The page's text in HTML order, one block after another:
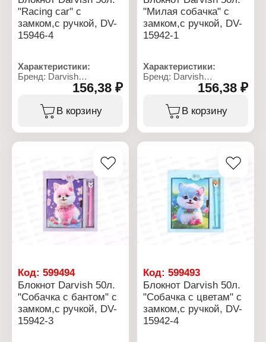
"Racing car" с
замком,с ручкой, DV-
15946-4
Характеристики:
Бренд: Darvish
Артикул: DV-15946-4
Тип товара: Блокнот
Дизайн: "Racing Sport"
Конструкция: с замком
Линовка: клетка
Материал блока: офсет
Материал обложки:
Цвет чернил: синий
Упаковка: в коробке
156,38 ₽
В корзину
"Милая собачка" с
замком,с ручкой, DV-
15942-1
Характеристики:
Бренд: Darvish
Артикул: DV-15942-1
Тип товара: Блокнот
Дизайн: "Милая собачка"
Конструкция: с замком
переплет
Линовка: клетка
Материал блока: офсет
Материал обложки:
Цвет чернил: синий
Упаковка: в коробке
156,38 ₽
В корзину
Код: 599494
Блокнот Darvish 50л.
"Собачка с бантом" с
замком,с ручкой, DV-
15942-3
Код:599493
Блокнот Darvish 50л.
"Собачка с цветам" с
замком,с ручкой, DV-
15942-4